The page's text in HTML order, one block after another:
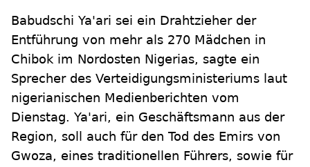
Babudschi Ya'ari sei ein Drahtzieher der
Entführung von mehr als 270 Mädchen in
Chibok im Nordosten Nigerias, sagte ein
Sprecher des Verteidigungsministeriums laut
nigerianischen Medienberichten vom
Dienstag. Ya'ari, ein Geschäftsmann aus der
Region, soll auch für den Tod des Emirs von
Gwoza, eines traditionellen Führers, sowie für